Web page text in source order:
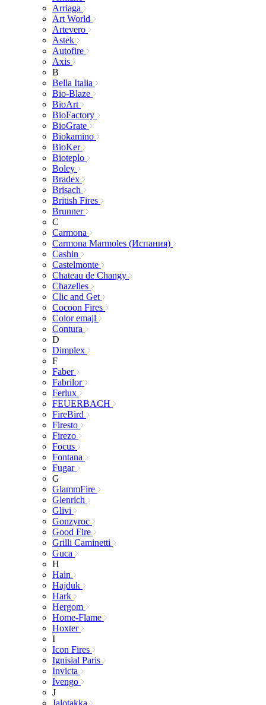
Arriaga
Art World
Artevero
Astek
Autofire
Axis
B
Bella Italia
Bio-Blaze
BioArt
BioFactory
BioGrate
Biokamino
BioKer
Bioteplo
Boley
Bradex
Brisach
British Fires
Brunner
C
Carmona
Carmona Marmoles (Испания)
Cashin
Castelmonte
Chateau de Changy
Chazelles
Clic and Get
Cocoon Fires
Color emajl
Contura
D
Dimplex
F
Faber
Fabrilor
Ferlux
FEUERBACH
FireBird
Firesto
Firezo
Focus
Fontana
Fugar
G
GlammFire
Glenrich
Glivi
Gonzyroc
Good Fire
Grilli Caminetti
Guca
H
Hain
Hajduk
Hark
Hergom
Home-Flame
Hoxter
I
Icon Fires
Ignisial Paris
Invicta
Ivengo
J
Jalotakka